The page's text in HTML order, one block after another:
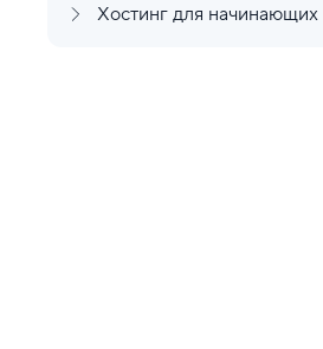
Хостинг для начинающих